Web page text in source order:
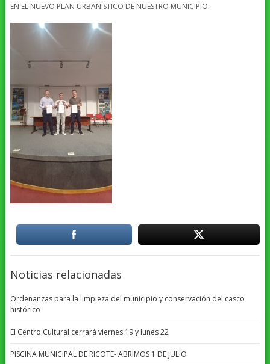
EN EL NUEVO PLAN URBANÍSTICO DE NUESTRO MUNICIPIO.
Noticias relacionadas
Ordenanzas para la limpieza del municipio y conservación del casco
histórico
El Centro Cultural cerrará viernes 19 y lunes 22
PISCINA MUNICIPAL DE RICOTE- ABRIMOS 1 DE JULIO